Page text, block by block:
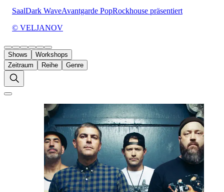
SaalDark WaveAvantgarde PopRockhouse präsentiert
© VELJANOV
Shows
Workshops
Zeitraum
Reihe Genre